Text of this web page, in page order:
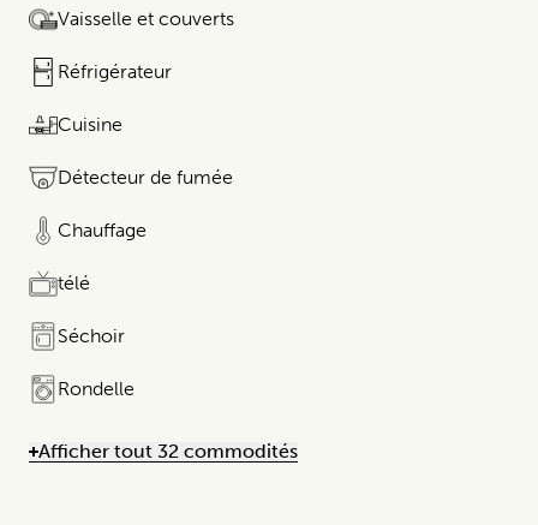
Vaisselle et couverts
Réfrigérateur​​​‌ ‍ ​‍​‍‌‍ ‌ ​‍‌‍‍‌‌‍‌ ‌‍‍‌‌‍ ‍​‍​‍​‍​‍‌ ​ ‌‍​‌‌‍ ‌‍‌‍‌‌ ‌​‌ ‍‌​‍ ‍‌‍‌‌‍ ​‍​‍​‍ ‌‍‍​‌ ​‍‌‍‌‌‌‍‌‍​‍​‍​ ‍‍​‍​‍​‍ ‌ ​ ‌ ‌​‌ ‌‌‌‍‌​‌‍‍‌‌‍ ​‍ ‌‍‍‌‌‍ ‍‌ ‌​‌‍‌‌‌‍ ‍‌ ‌​​‍ ‌‍‌‌‌‍‌​‌‍‍‌‌ ‌​​‍ ‌‍ ‌‌‍ ‌‍‌​‌‍‌‌​ ‌‌ ​​‌ ​‍‌‍‌‌‌ ​ ‌‍‌‌‌‍ ‌​‌‍​‌‌ ‌​‌‍‍‌‌‍ ‌‍ ‍​ ‍ ‌‍‍‌‌‍‌​​ ‌​ ‌ ​ ​ ​ ​‌​ ​‌​ ‍‌​ ​‍​ ​‍​ ​ ​‍ ‌​ ‌‍​ ‌‍​ ​ ‌‍‌‌​‍ ‌​ ‌​​ ​ ‌‍​ ​ ‌‍​‍ ‌‌‍‌​ ​ ‌‍‌‌‌‍‌‍​ ​‍​‍ ‌​ ‌​ ​ ‌‌​ ​ ‌‍​‍​‍ ‌‌‍​‌‍​ ​ ‌‍‌‍​‌​‍ ‌‌‍​‍​ ​ ‌‍​‌‌‍​‌​ ‍​​ ​ ​ ​‍​ ‌‍​‌‌‍​ ​ ‌​​ ‍​​‍‌‍‌ ‌​‌ ‍‌‌ ​​‌‍‌‌​ ‌‌‍​‌‌‍ ‌‌‍‌‌‌‍ ‌‍‌‌ ‌​‌ ‍‌​‍‌‍‌ ​​‌‍​‌‌ ‌​‌‍‍​​ ‌‌ ‌​‌‍‍‌‌ ‌​‌‍ ​‌‍‌‌​‍​‍‌ ‌
Cuisine
Détecteur de fumée
Chauffage
télé
Séchoir
Rondelle
Afficher tout 32 commodités